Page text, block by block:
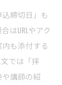
締切日」も
はURLやアク
も添付する
では「拝
講師の紹